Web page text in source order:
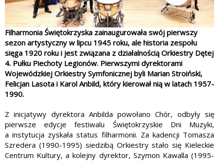
Filharmonia Świętokrzyska zainaugurowała swój pierwszy
sezon artystyczny w lipcu 1945 roku, ale historia zespołu
sięga 1920 roku i jest związana z działalnością Orkiestry Dętej
4. Pułku Piechoty Legionów. Pierwszymi dyrektorami
Wojewódzkiej Orkiestry Symfonicznej byli Marian Stroiński,
Felicjan Lasota i Karol Anbild, który kierował nią w latach 1957-
1990.
Z inicjatywy dyrektora Anbilda powołano Chór, odbyły się
pierwsze edycje festiwalu Świętokrzyskie Dni Muzyki,
a instytucja zyskała status filharmonii. Za kadencji Tomasza
Szredera (1990-1995) siedzibą Orkiestry stało się Kieleckie
Centrum Kultury, a kolejny dyrektor, Szymon Kawalla (1995-